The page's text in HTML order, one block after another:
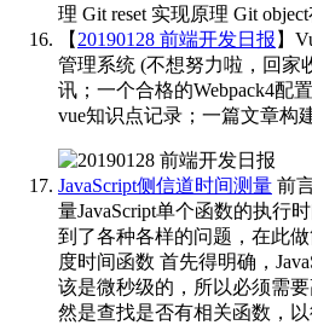
理 Git reset 实现原理 Git
【 20190128 前端开发日报 】
管理系统 (不想努力啦，回家
讯；一个合格的Webpack4配
vue知识点记录；一篇文章构
JavaScript侧信道时间测量 前
量JavaScript单个函数的执行
到了各种各样的问题，在此做
度时间函数 首先得明确，
该是微秒级的，所以必须需
然是查找是否有相关函数，